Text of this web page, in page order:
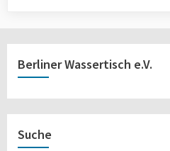
Berliner Wassertisch e.V.
Suche